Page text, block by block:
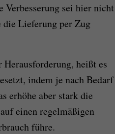
sei hier nicht
die Lieferung per Zug
heißt es
indem je nach Bedarf
erhöhe aber stark die
einen regelmäßigen
führe.